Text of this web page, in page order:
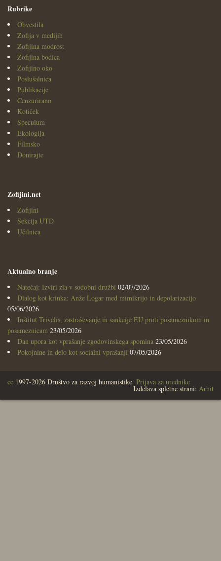
Rubrike
Obvestila
Zofija v medijih
Zofijina modrost
Zofijina bodica
Zofijino oko
Poslušalnica
Publikacije
Cenzurirano
Kotiček
Speculum
Ekologija
Filmsko
Donirajte
Zofijini.net
Zofijini
Sekcija UTD
Učilnica
Aktualno branje
Natečaj: Izviri zla v sodobni družbi 02/07/2026
Dialog kot krinka: Anže Logar med mimikrijo in depolarizacijo
05/06/2026
Inštitut Trivelis, zastraševanje in sankcije EU proti posameznikom in
posameznicam 23/05/2026
Dan upora kot vprašanje zgodovinskega spomina 23/05/2026
Pokojnine in delo kot socialni vprašanji 07/05/2026
cc 1997-2026 Društvo za razvoj humanistike. Prijava za urednike
Izdelava spletne strani: Arhit